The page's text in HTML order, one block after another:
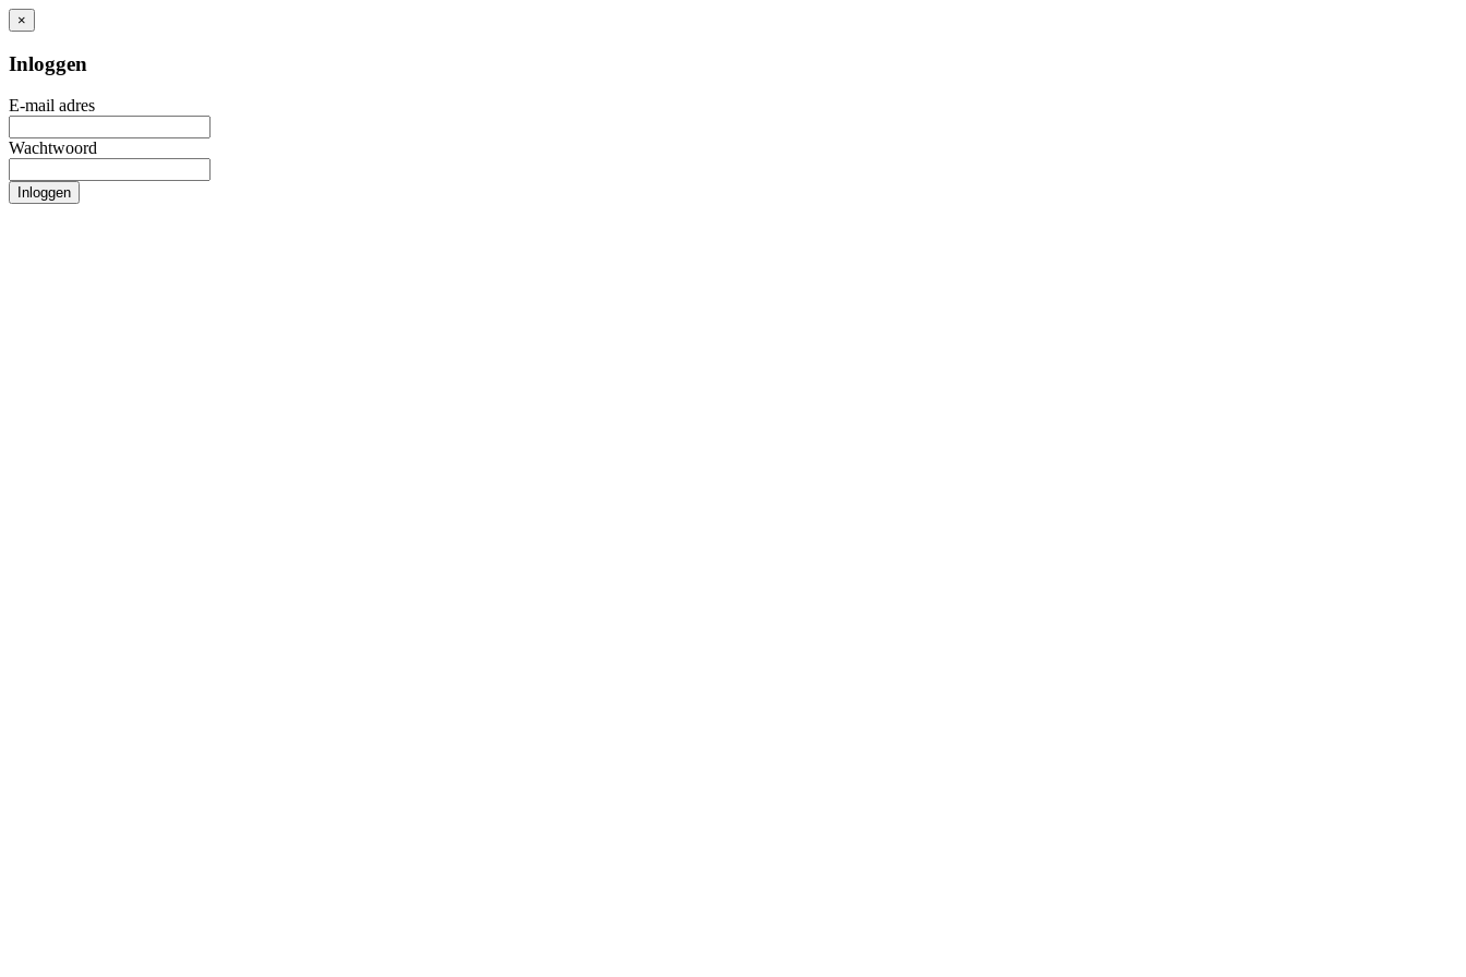
×
Inloggen
E-mail adres
Wachtwoord
Inloggen